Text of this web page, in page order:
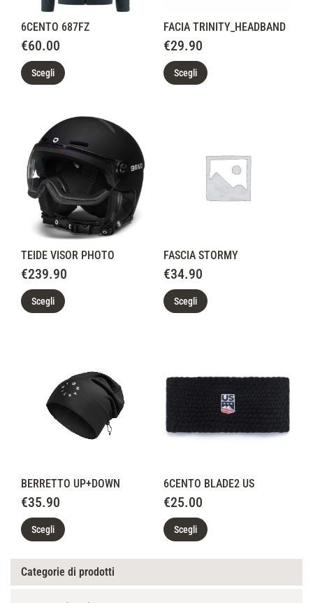
6CENTO 687FZ
€60.00
Scegli
FACIA TRINITY_HEADBAND
€29.90
Scegli
TEIDE VISOR PHOTO
€239.90
Scegli
FASCIA STORMY
€34.90
Scegli
BERRETTO UP+DOWN
€35.90
Scegli
6CENTO BLADE2 US
€25.00
Scegli
Categorie di prodotti